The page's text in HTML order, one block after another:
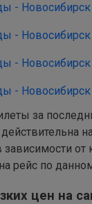
- Новосибирск
- Новосибирск
- Новосибирск
- Новосибирск
за
от
рейс по
цен на